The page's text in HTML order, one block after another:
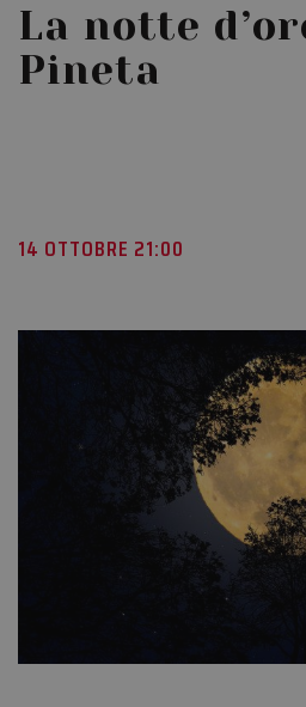
La notte
Pineta
14 OTTOBRE 21:00